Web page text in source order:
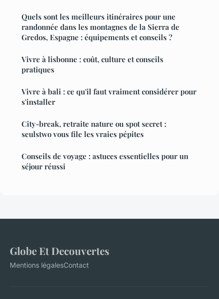
Quels sont les meilleurs itinéraires pour une
randonnée dans les montagnes de la Sierra de
Gredos, Espagne : équipements et conseils ?
Vivre à lisbonne : coût, culture et conseils
pratiques
Vivre à bali : ce qu'il faut vraiment considérer pour
s'installer
City-break, retraite nature ou spot secret :
seulstwo vous file les vraies pépites
Conseils de voyage : astuces essentielles pour un
séjour réussi
Globe Et Decouvertes
Mentions légalesContact